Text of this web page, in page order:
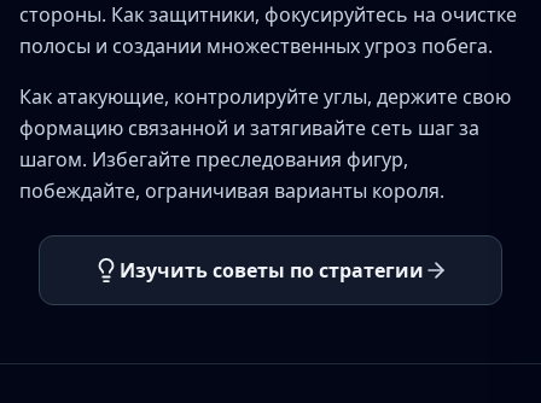
стороны. Как защитники, фокусируйтесь на очистке
полосы и создании множественных угроз побега.
Как атакующие, контролируйте углы, держите свою
формацию связанной и затягивайте сеть шаг за
шагом. Избегайте преследования фигур,
побеждайте, ограничивая варианты короля.
Изучить советы по стратегии